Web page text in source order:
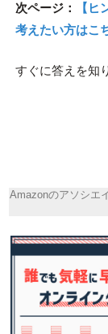
次ページ：
【
考えたい方はこ
すぐに答えを知
Amazonのアソシエ